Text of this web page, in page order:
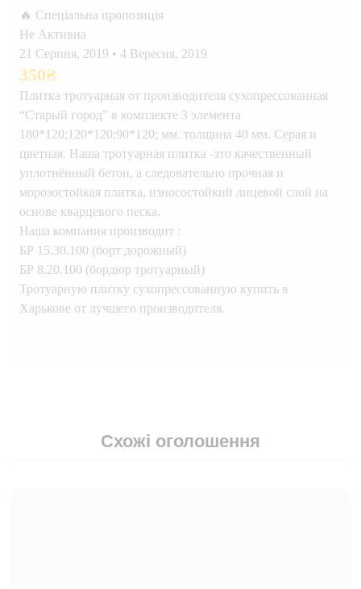
🔥 Спеціальна пропозиція
Не Активна
21 Серпня, 2019 • 4 Вересня, 2019
350₴
Плитка тротуарная от производителя сухопрессованная
“Старый город” в комплекте 3 элемента
180*120;120*120;90*120; мм. толщина 40 мм. Серая и
цветная. Наша тротуарная плитка -это качественный
уплотнённый бетон, а следовательно прочная и
морозостойкая плитка, износостойкий лицевой слой на
основе кварцевого песка.
Наша компания производит :
БР 15.30.100 (борт дорожный)
БР 8.20.100 (бордюр тротуарный)
Тротуарную плитку сухопрессованную купить в
Харькове от лучшего производителя.
Схожі оголошення